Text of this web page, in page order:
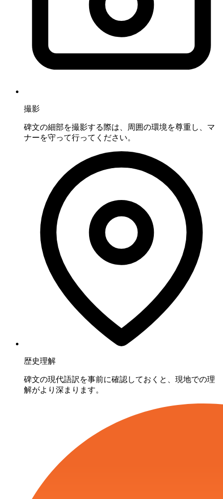
撮影
碑文の細部を撮影する際は、周囲の環境を尊重し、マ
ナーを守って行ってください。
歴史理解
碑文の現代語訳を事前に確認しておくと、現地での理
解がより深まります。